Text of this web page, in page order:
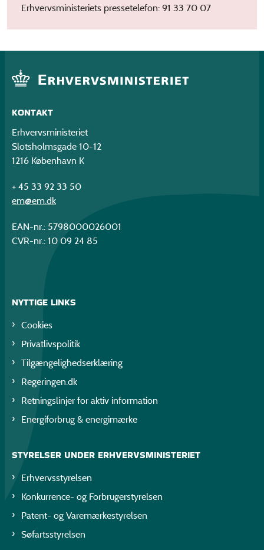
Erhvervsministeriets pressetelefon: 91 33 70 07
KONTAKT
Erhvervsministeriet
Slotsholmsgade 10-12
1216 København K
+ 45 33 92 33 50
em@em.dk
EAN-nr.: 5798000026001
CVR-nr.: 10 09 24 85
NYTTIGE LINKS
Cookies
Privatlivspolitik
Tilgængelighedserklæring
Regeringen.dk
Retningslinjer for aktiv information
Energiforbrug & energimærke
STYRELSER UNDER ERHVERVSMINISTERIET
Erhvervsstyrelsen
Konkurrence- og Forbrugerstyrelsen
Patent- og Varemærkestyrelsen
Søfartsstyrelsen